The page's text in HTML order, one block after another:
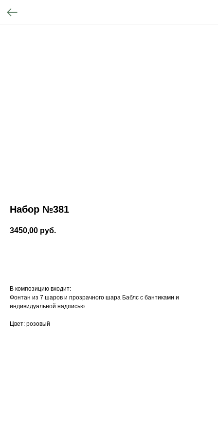
Набор №381
3450,00 руб.
В композицию входит:
Фонтан из 7 шаров и прозрачного шара Баблс с бантиками и
индивидуальной надписью.
Цвет: розовый